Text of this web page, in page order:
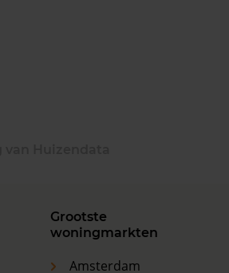
Grootste
woningmarkten
Amsterdam